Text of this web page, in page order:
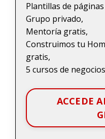
Plantillas de
Grupo privado,
Mentoría gratis,
Construimos tu
gratis,
5 cursos de
ACCEDE